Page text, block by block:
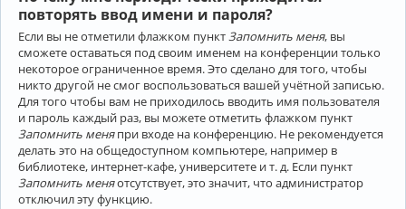
повторять ввод имени и пароля?
Если вы не отметили флажком пунктЗапомнить меня, вы
сможете оставаться под своим именем на конференции только
некоторое ограниченное время. Это сделано для того, чтобы
никто другой не смог воспользоваться вашей учётной записью.
Для того чтобы вам не приходилось вводить имя пользователя
и пароль каждый раз, вы можете отметить флажком пункт
Запомнить меняпри входе на конференцию. Не рекомендуется
делать это на общедоступном компьютере, например в
библиотеке, интернет-кафе, университете и т. д. Если пункт
Запомнить меняотсутствует, это значит, что администратор
отключил эту функцию.